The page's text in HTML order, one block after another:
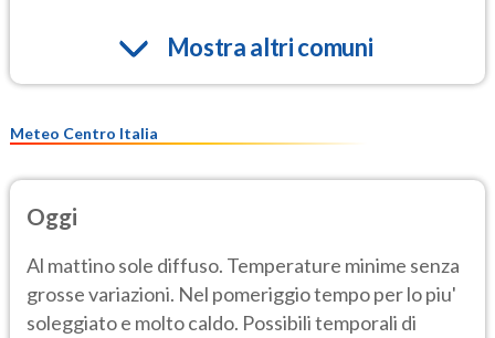
Mostra altri comuni
Meteo Centro Italia
Oggi
Al mattino sole diffuso. Temperature minime senza
grosse variazioni. Nel pomeriggio tempo per lo piu'
soleggiato e molto caldo. Possibili temporali di